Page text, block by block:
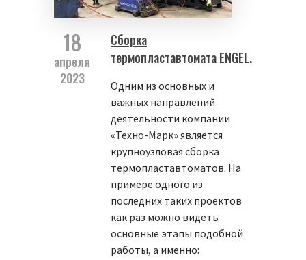
18
апреля
2023
Сборка
термопластавтомата ENGEL.
Одним из основных и
важных направлений
деятельности компании
«Техно-Марк» является
крупноузловая сборка
термопластавтоматов. На
примере одного из
последних таких проектов
как раз можно видеть
основные этапы подобной
работы, а именно: